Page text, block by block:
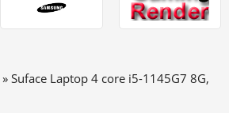
» Suface Laptop 4 core i5-1145G7 8G,